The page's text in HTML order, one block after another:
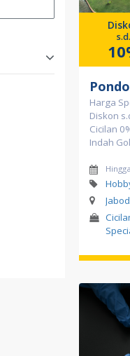
s.d.
Harga
Diskon
Cicilan
Indah